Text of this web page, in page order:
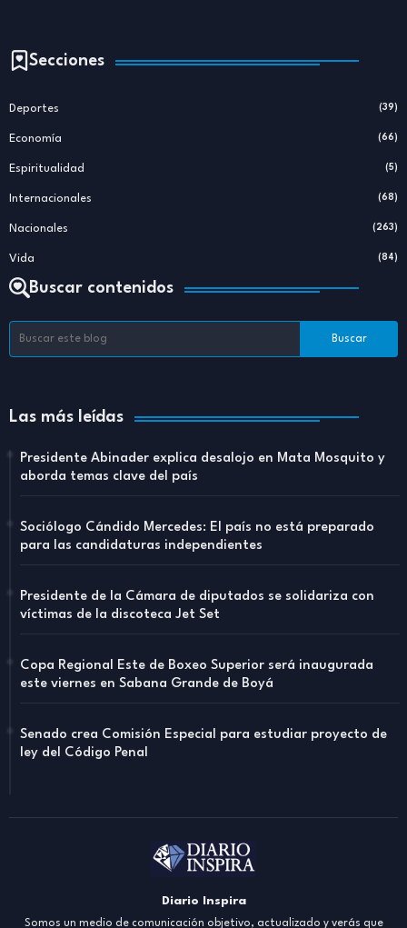
Secciones
Deportes (39)
Economía (66)
Espiritualidad (5)
Internacionales (68)
Nacionales (263)
Vida (84)
Buscar contenidos
Las más leídas
Presidente Abinader explica desalojo en Mata Mosquito y
aborda temas clave del país
Sociólogo Cándido Mercedes: El país no está preparado
para las candidaturas independientes
Presidente de la Cámara de diputados se solidariza con
víctimas de la discoteca Jet Set
Copa Regional Este de Boxeo Superior será inaugurada
este viernes en Sabana Grande de Boyá
Senado crea Comisión Especial para estudiar proyecto de
ley del Código Penal
Diario Inspira
Somos un medio de comunicación objetivo, actualizado y verás que